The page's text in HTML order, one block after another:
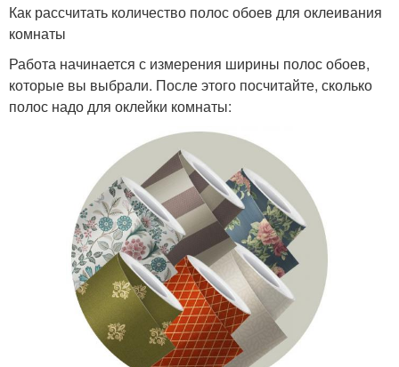
Как рассчитать количество полос обоев для оклеивания
комнаты
Работа начинается с измерения ширины полос обоев,
которые вы выбрали. После этого посчитайте, сколько
полос надо для оклейки комнаты: